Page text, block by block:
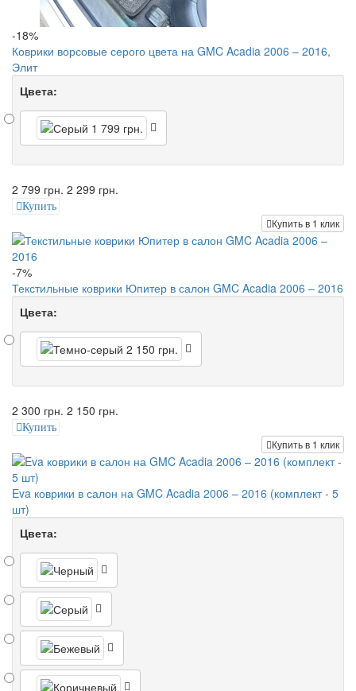
-18%
Коврики ворсовые серого цвета на GMC Acadia 2006 – 2016,
Элит
Цвета:
2 799 грн. 2 299 грн.
Купить
Купить в 1 клик
-7%
Текстильные коврики Юпитер в салон GMC Acadia 2006 – 2016
Цвета:
2 300 грн. 2 150 грн.
Купить
Купить в 1 клик
Eva коврики в салон на GMC Acadia 2006 – 2016 (комплект - 5
шт)
Цвета: